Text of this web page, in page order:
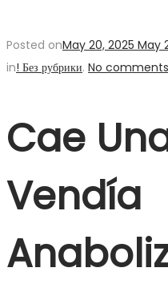
Posted onMay 20, 2025 May
in! Без рубрики. No
Cae
Vendía